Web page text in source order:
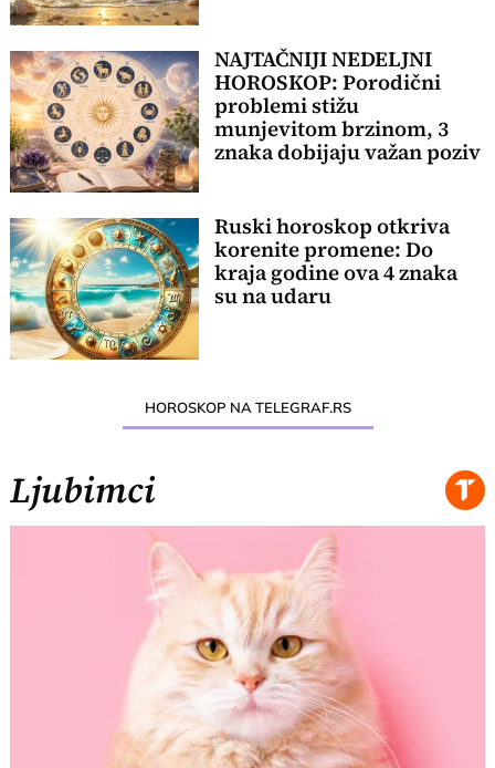
NAJTAČNIJI NEDELJNI
HOROSKOP: Porodični
problemi stižu
munjevitom brzinom, 3
znaka dobijaju važan poziv
Ruski horoskop otkriva
korenite promene: Do
kraja godine ova 4 znaka
su na udaru
HOROSKOP NA TELEGRAF.RS
Ljubimci